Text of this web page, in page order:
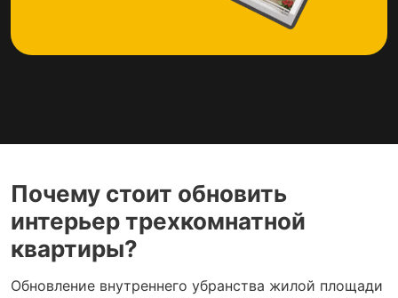
Почему стоит обновить
интерьер трехкомнатной
квартиры?
Обновление внутреннего убранства жилой площади